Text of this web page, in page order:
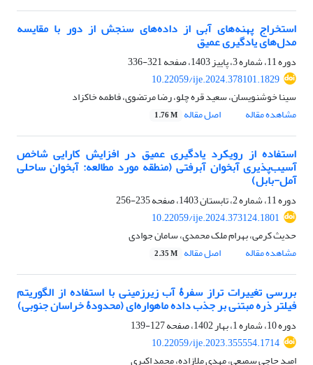
استخراج پهنه‌های آبی از داده‌های سنجش از دور با مقایسه
مدل‌های یادگیری عمیق
دوره 11، شماره 3، پاییز 1403، صفحه
321-336
10.22059/ije.2024.378101.1829
سینا خوشنویسان، سعید قره چلو، رضا مرتضوی، فاطمه خاکزاد
مشاهده مقاله
اصل مقاله 1.76 M
استفاده از رویکرد یادگیری عمیق در افزایش کارایی شاخص
آسیب‌پذیری آبخوان آبرفتی (منطقه مورد مطالعه: آبخوان ساحلی
آمل-بابل)
دوره 11، شماره 2، تابستان 1403، صفحه
235-256
10.22059/ije.2024.373124.1801
حدیث کرمی، بهرام ملک محمدی، سامان جوادی
مشاهده مقاله
اصل مقاله 2.35 M
بررسی تغییرات تراز سفرۀ آب زیرزمینی با استفاده از الگوریتم
فیلتر ذره مبتنی بر جذب داده ماهواره‌ای (محدودۀ خراسان جنوبی)
دوره 10، شماره 1، بهار 1402، صفحه
127-139
10.22059/ije.2023.355554.1714
امید حاجی سمیعی، مهدی ملازاده، محمد اکبری